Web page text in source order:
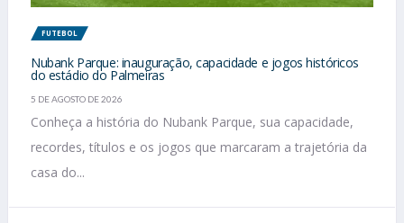
FUTEBOL
Nubank Parque: inauguração, capacidade e jogos históricos
do estádio do Palmeiras
5 DE AGOSTO DE 2026
Conheça a história do Nubank Parque, sua capacidade,
recordes, títulos e os jogos que marcaram a trajetória da
casa do...